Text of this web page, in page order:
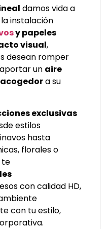
damos vida a
instalación
y papeles
visual,
desean romper
un aire
a su
exclusivas
estilos
hasta
florales o
te
con calidad HD,
con tu estilo,